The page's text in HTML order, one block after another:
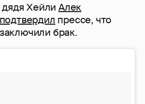
дядя ХейлиАлек
подтвердил прессе, что
брак.